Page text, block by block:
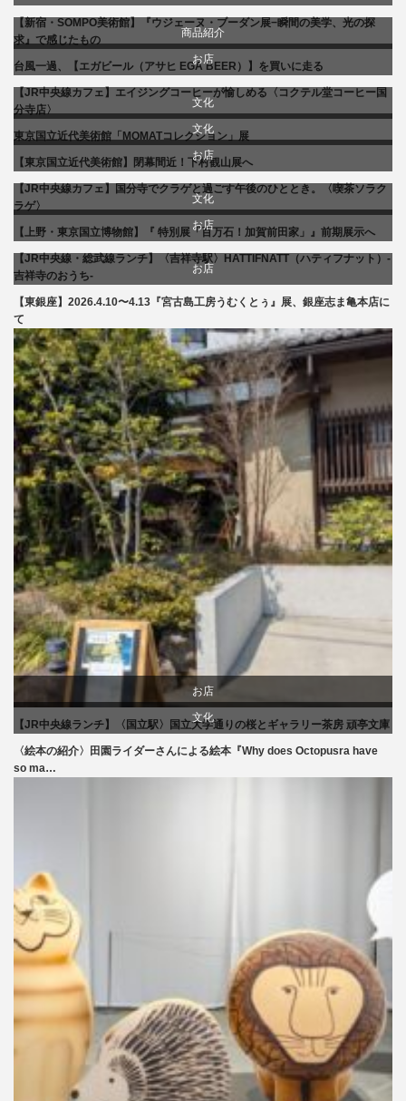
【新宿・SOMPO美術館】『ウジェーヌ・ブーダン展−瞬間の美学、光の探
求』で感じたもの
商品紹介
台風一過、【エガビール（アサヒ EGA BEER）】を買いに走る
お店
贈り物・プレゼント
食べ物
【JR中央線カフェ】エイジングコーヒーが愉しめる〈コクテル堂コーヒー国
分寺店〉
文化
美術展・美術館・博物館巡り
東京国立近代美術館「MOMATコレクション」展
文化
美術展・美術館・博物館巡り
【東京国立近代美術館】閉幕間近！下村観山展へ
お店
食べ物
【JR中央線カフェ】国分寺でクラゲと過ごす午後のひととき。〈喫茶ソラク
ラゲ〉
文化
美術展・美術館・博物館巡り
【上野・東京国立博物館】『 特別展「百万石！加賀前田家」』前期展示へ
お店
食べ物
【JR中央線・総武線ランチ】〈吉祥寺駅〉HATTIFNATT（ハティフナット）-
吉祥寺のおうち-
お店
商品紹介
文化
【東銀座】2026.4.10〜4.13『宮古島工房うむくとぅ』展、銀座志ま亀本店に
て
お店
生活
食べ物
【JR中央線ランチ】〈国立駅〉国立大学通りの桜とギャラリー茶房 頑亭文庫
文化
〈絵本の紹介〉田園ライダーさんによる絵本『Why does Octopusra have
so ma…